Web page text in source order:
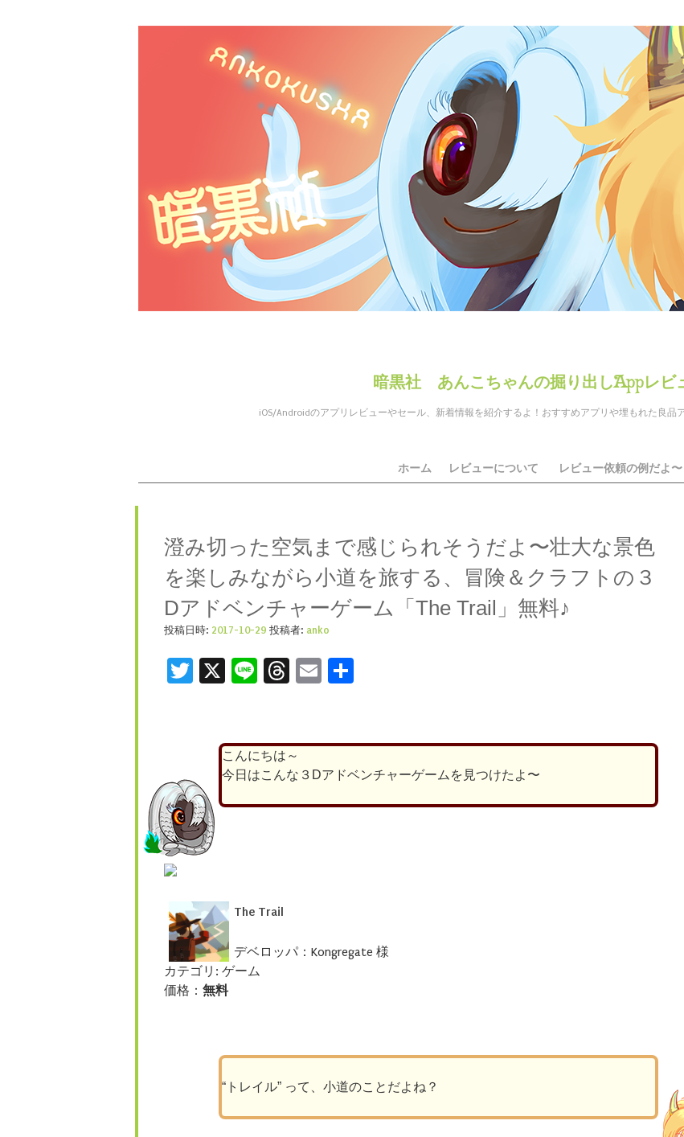
暗黒社 あんこちゃんの掘り出しAppレビ
iOS/Androidのアプリレビューやセール、新着情報を紹介するよ！おすすめアプリや埋もれた良品
メニュー ホーム レビューについて レビュー依頼の例だよ〜
澄み切った空気まで感じられそうだよ〜壮大な景色
を楽しみながら小道を旅する、冒険＆クラフトの３
Dアドベンチャーゲーム「The Trail」無料♪
投稿日時: 2017-10-29 投稿者: anko
Twitter
X LineThreads
Email
こんにちは～
今日はこんな３Dアドベンチャーゲームを見つけたよ〜
The Trail
デベロッパ：Kongregate 様
カテゴリ: ゲーム
価格： 無料
“トレイル” って、小道のことだよね？